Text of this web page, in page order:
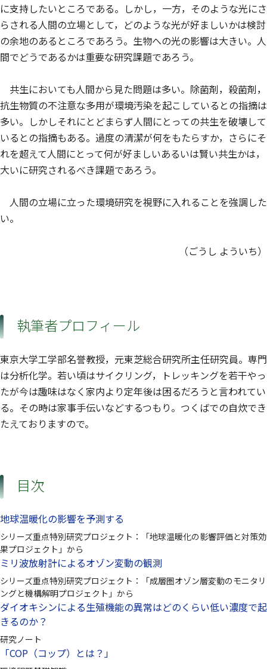
に支持したいところである。しかし，一方，そのような光にさ
らされる人間の立場として，どのような光が好ましいかは検討
の余地のあるところであろう。生物への光の影響は大きい。人
間でどうであるかは重要な研究課題であろう。
共生においても人間から見た問題は多い。除菌剤，殺菌剤，
抗生物質の不注意な多用が環境汚染を起こしているとの指摘は
多い。しかしそれにとどまらず人間にとっての共生を破壊して
いるとの指摘もある。過度の清潔が何をもたらすか，さらにそ
れを超えて人間にとって何が好ましいあるいは賢い共生かは，
大いに研究されるべき課題であろう。
人間の立場に立った環境研究を視野に入れることを強調した
い。
（ごうし よういち）
執筆者プロフィール
東京大学工学部名誉教授，元東芝総合研究所主任研究員。専門
は分析化学。若い頃はサイクリング，トレッキングを若干やっ
たが今は趣味はなく家内より定年後は困るだろうと言われてい
る。その時は家事手伝いなどするつもり。つくばでの自炊でき
たえておりますので。
目次
地球温暖化の影響を予測する
シリーズ重点特別研究プロジェクト：「地球温暖化の影響評価と対策効
果プロジェクト」から
ミリ波放射計によるオゾン変動の観測
シリーズ重点特別研究プロジェクト：「成層圏オゾン層変動のモニタリ
ングと機構解明プロジェクト」から
ダイオキシンによる生殖機能の異常はどのくらい低い濃度で起
きるのか？
研究ノート
「COP（コップ）とは？」